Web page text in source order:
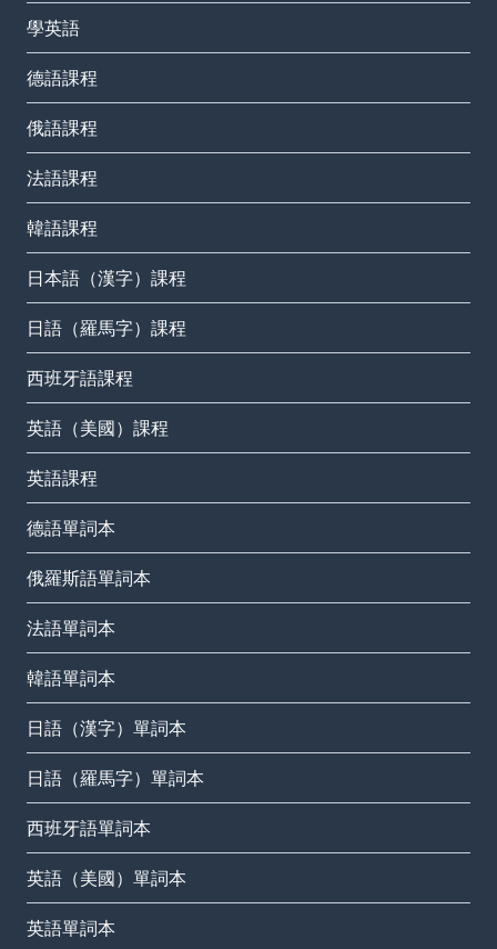
學英語
德語課程
俄語課程
法語課程
韓語課程
日本語（漢字）課程
日語（羅馬字）課程
西班牙語課程
英語（美國）課程
英語課程
德語單詞本
俄羅斯語單詞本
法語單詞本
韓語單詞本
日語（漢字）單詞本
日語（羅馬字）單詞本
西班牙語單詞本
英語（美國）單詞本
英語單詞本